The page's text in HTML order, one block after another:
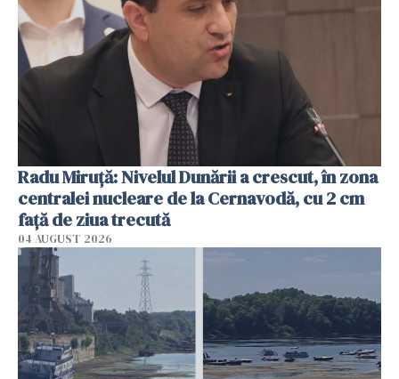
Radu Miruţă: Nivelul Dunării a crescut, în zona
centralei nucleare de la Cernavodă, cu 2 cm
faţă de ziua trecută
04 AUGUST 2026